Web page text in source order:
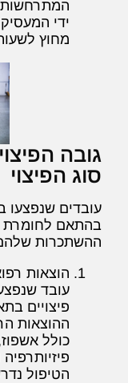
המתרחשות
ידי
מחוץ
גובה
סוג הפיצוי
עובדים שנפצעו
בהתאם לחומרת
ההשתכרות
הוצאות
עובד
פיצויים
ההוצאות
כולל
הטיפול